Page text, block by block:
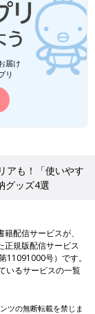
届け
リ
アも！「使いやす
グッズ4選
配信サービスが、
正規版配信サービス
11091000号）です。
いるサービスの一覧
ツの無断転載を禁じま